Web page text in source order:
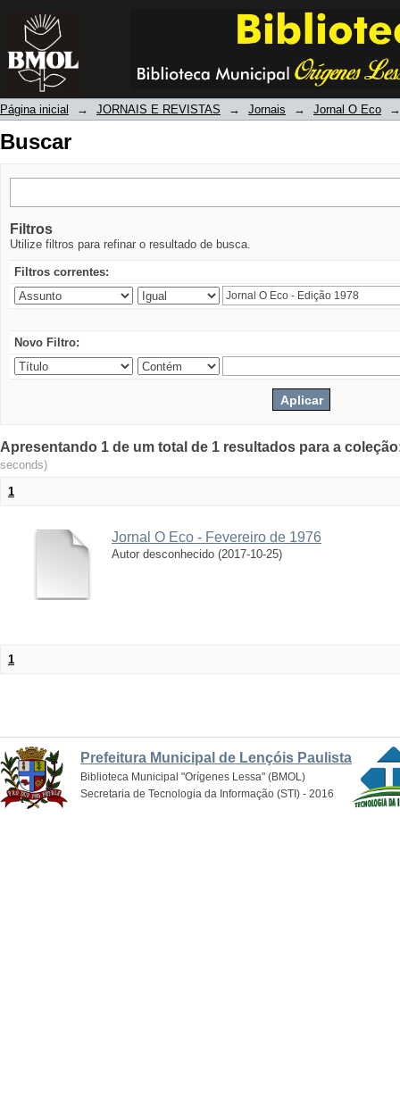
Buscar
Página inicial → JORNAIS E REVISTAS → Jornais → Jornal O Eco →
Buscar
Filtros
Utilize filtros para refinar o resultado de busca.
Filtros correntes:
Novo Filtro:
Apresentando 1 de um total de 1 resultados para a
seconds)
1
Jornal O Eco - Fevereiro de 1976
Autor desconhecido (2017-10-25)
1
Prefeitura Municipal de Lençóis Paulista
Biblioteca Municipal "Orígenes Lessa" (BMOL)
Secretaria de Tecnologia da Informação (STI) - 2016